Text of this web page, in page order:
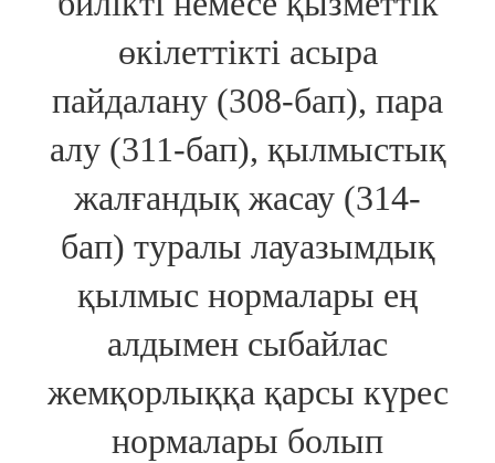
өкілеттікті асыра
пайдалану (308-бап), пара
алу (311-бап), қылмыстық
жалғандық жасау (314-
бап) туралы лауазымдық
қылмыс нормалары ең
алдымен сыбайлас
жемқорлыққа қарсы күрес
нормалары болып